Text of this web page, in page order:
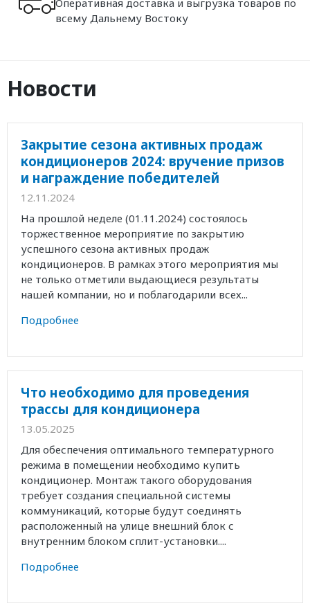
всему Дальнему Востоку
Новости
Закрытие сезона активных продаж
кондиционеров 2024: вручение призов
и награждение победителей
12.11.2024
На прошлой неделе (01.11.2024) состоялось
торжественное мероприятие по закрытию
успешного сезона активных продаж
кондиционеров. В рамках этого мероприятия мы
не только отметили выдающиеся результаты
нашей компании, но и поблагодарили всех...
Подробнее
Что необходимо для проведения
трассы для кондиционера
13.05.2025
Для обеспечения оптимального температурного
режима в помещении необходимо купить
кондиционер. Монтаж такого оборудования
требует создания специальной системы
коммуникаций, которые будут соединять
расположенный на улице внешний блок с
внутренним блоком сплит-установки....
Подробнее